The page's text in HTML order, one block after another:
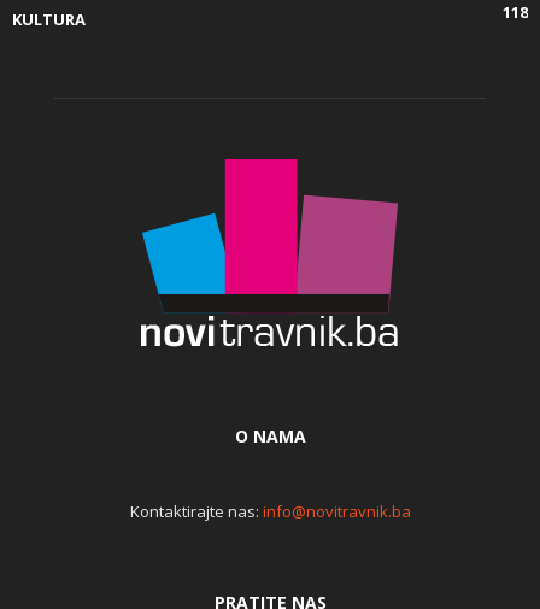
KULTURA
118
O NAMA
Kontaktirajte nas: info@novitravnik.ba
PRATITE NAS